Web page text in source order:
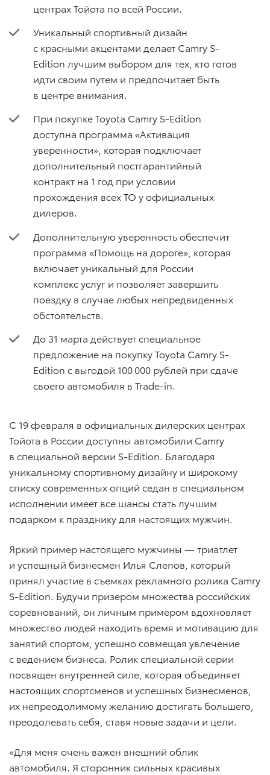
центрах Тойота по всей России.
Уникальный спортивный дизайн
с красными акцентами делает Camry S-
Edition лучшим выбором для тех, кто готов
идти своим путем и предпочитает быть
в центре внимания.
При покупке Toyota Camry S-Edition
доступна программа «Активация
уверенности», которая подключает
дополнительный постгарантийный
контракт на 1 год при условии
прохождения всех ТО у официальных
дилеров.
Дополнительную уверенность обеспечит
программа «Помощь на дороге», которая
включает уникальный для России
комплекс услуг и позволяет завершить
поездку в случае любых непредвиденных
обстоятельств.
До 31 марта действует специальное
предложение на покупку Toyota Camry S-
Edition с выгодой 100 000 рублей при сдаче
своего автомобиля в Trade-in.
С 19 февраля в официальных дилерских центрах
Тойота в России доступны автомобили Camry
в специальной версии S-Edition. Благодаря
уникальному спортивному дизайну и широкому
списку современных опций седан в специальном
исполнении имеет все шансы стать лучшим
подарком к празднику для настоящих мужчин.
Яркий пример настоящего мужчины — триатлет
и успешный бизнесмен Илья Слепов, который
принял участие в съемках рекламного ролика Camry
S-Edition. Будучи призером множества российских
соревнований, он личным примером вдохновляет
множество людей находить время и мотивацию для
занятий спортом, успешно совмещая увлечение
с ведением бизнеса. Ролик специальной серии
посвящен внутренней силе, которая объединяет
настоящих спортсменов и успешных бизнесменов,
их непреодолимому желанию достигать большего,
преодолевать себя, ставя новые задачи и цели.
«Для меня очень важен внешний облик
автомобиля. Я сторонник сильных красивых